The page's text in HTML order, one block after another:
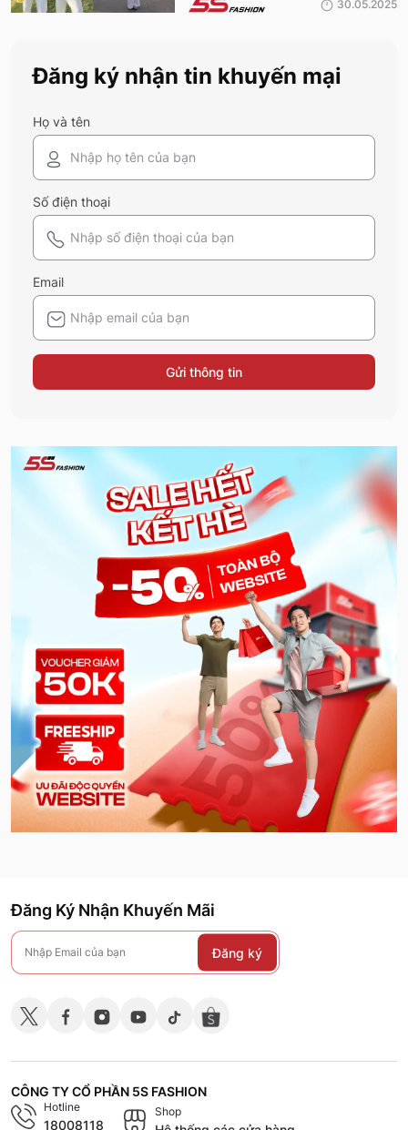
năm nay nhé!
30.05.2025
Đăng ký nhận tin khuyến mại
Họ và tên
Số điện thoại
Email
Gửi thông tin
Đăng Ký Nhận Khuyến Mãi
Đăng ký
CÔNG TY CỔ PHẦN 5S FASHION
Hotline
18008118
Shop